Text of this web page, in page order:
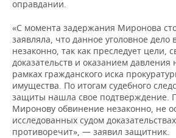
оправдании.
«С момента задержания Миронова
заявляла, что данное уголовное дело
незаконно, так как преследует цели,
доказательств и оказанием
рамках гражданского иска
имущества. По итогам судебного
защиты нашла свое подтверждение.
Миронову обвинение незаконно, не
исследованных судом
противоречит», — заявил защитник.